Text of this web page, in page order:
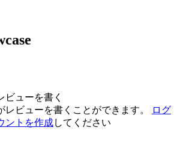
ビューを書く
レビューを書くことができます。
ログ
ントを作成してください